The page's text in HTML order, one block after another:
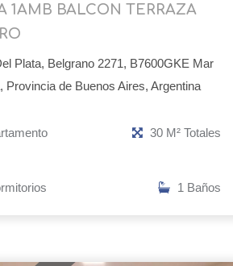
1AMB BALCON TERRAZA
Plata, Belgrano 2271, B7600GKE Mar
Provincia de Buenos Aires, Argentina
30 M² Totales
1 Baños